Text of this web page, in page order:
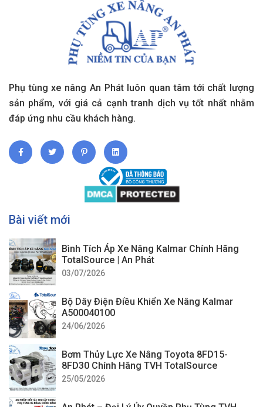
Phụ tùng xe nâng An Phát luôn quan tâm tới chất lượng
sản phẩm, với giá cả cạnh tranh dịch vụ tốt nhất nhằm
đáp ứng nhu cầu khách hàng.
Bài viết mới
Bình Tích Áp Xe Nâng Kalmar Chính Hãng
TotalSource | An Phát
03/07/2026
Bộ Dây Điện Điều Khiển Xe Nâng Kalmar
A500040100
24/06/2026
Bơm Thủy Lực Xe Nâng Toyota 8FD15-
8FD30 Chính Hãng TVH TotalSource
25/05/2026